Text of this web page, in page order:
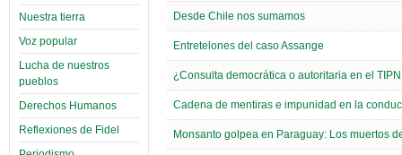
Nuestra tierra
Voz popular
Lucha de nuestros
pueblos
Derechos Humanos
Reflexiones de Fidel
Desde Chile nos sumamos
Entretelones del caso Assange
¿Consulta democrática o autoritaria en el
Cadena de mentiras e impunidad en la
Monsanto golpea en Paraguay: Los muertos